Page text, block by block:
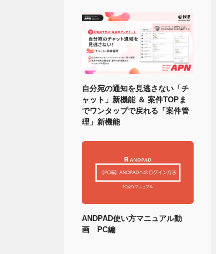
自分宛の通知を見逃さない「チ
ャット」新機能 ＆ 案件TOPま
でワンタップで戻れる「案件管
理」新機能
ANDPAD使い方マニュアル動
画 PC編